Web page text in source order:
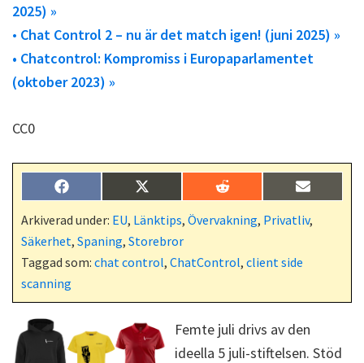
2025) »
• Chat Control 2 – nu är det match igen! (juni 2025) »
• Chatcontrol: Kompromiss i Europaparlamentet
(oktober 2023) »
CC0
Dela
på
F
a
c
b
o
o
k
Dela
på
X
(
T
i
t
t
Dela
på
R
e
d
t
Dela
på
E
-
p
o
Arkiverad under: EU, Länktips, Övervakning, Privatliv,
Säkerhet, Spaning, Storebror
Taggad som: chat control, ChatControl, client side
scanning
Femte juli drivs av den
ideella 5 juli-stiftelsen. Stöd